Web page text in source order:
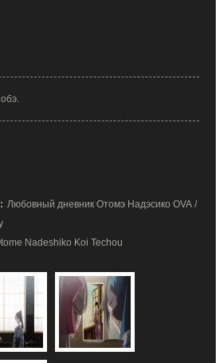
Любовный дневник Отомэ Надэсико OVA /
Nadeshiko Koi Techou